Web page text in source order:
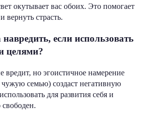
окутывает вас обоих. Это помогает
вернуть страсть.
если использовать
целями?
вредит, но эгоистичное намерение
семью) создаст негативную
для развития себя и
свободен.